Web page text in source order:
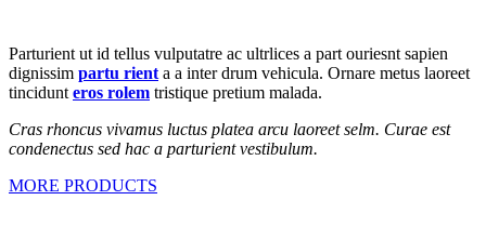
Parturient ut id tellus vulputatre ac ultrlices a part ouriesnt sapien
dignissim partu rient a a inter drum vehicula. Ornare metus laoreet
tincidunt eros rolem tristique pretium malada.
Cras rhoncus vivamus luctus platea arcu laoreet selm. Curae est
condenectus sed hac a parturient vestibulum.
MORE PRODUCTS